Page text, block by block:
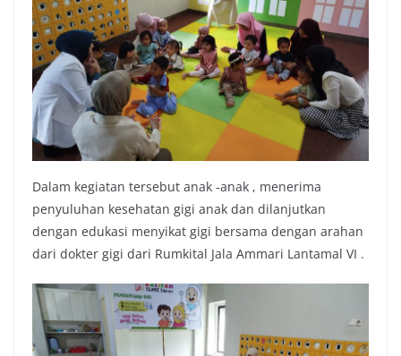
Dalam kegiatan tersebut anak -anak , menerima
penyuluhan kesehatan gigi anak dan dilanjutkan
dengan edukasi menyikat gigi bersama dengan arahan
dari dokter gigi dari Rumkital Jala Ammari Lantamal VI .